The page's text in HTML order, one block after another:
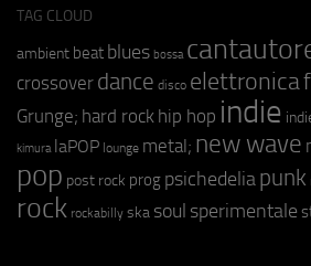
TAG CLOUD
ambient beat blues bossa
crossover dance disco elettronica
Grunge; hard rock hip hop indie
kimura laPOP lounge metal; new wave
pop post rock prog psichedeliapunk
rock rockabilly ska soul sperimentale